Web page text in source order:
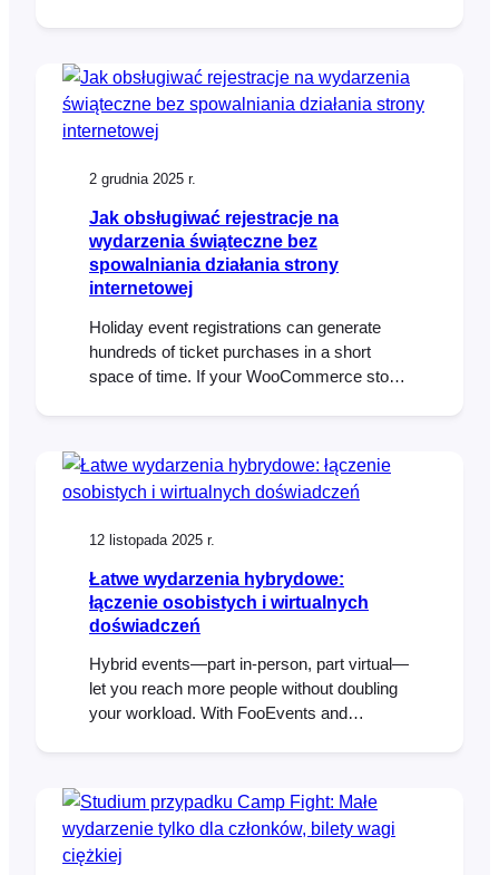
They want experiences they can feel—
music, community, learning, celebration,
being part of something bigger…
2 grudnia 2025 r.
Jak obsługiwać rejestracje na
wydarzenia świąteczne bez
spowalniania działania strony
internetowej
Holiday event registrations can generate
hundreds of ticket purchases in a short
space of time. If your WooCommerce store
you can handle holiday traffic spikes,
protect performance, and keep registrations
markets, Santa photo…
12 listopada 2025 r.
Łatwe wydarzenia hybrydowe:
łączenie osobistych i wirtualnych
doświadczeń
Hybrid events—part in-person, part virtual—
let you reach more people without doubling
your workload. With FooEvents and
management system. This post covers how
to set up and manage hybrid events that feel
cohesive and…